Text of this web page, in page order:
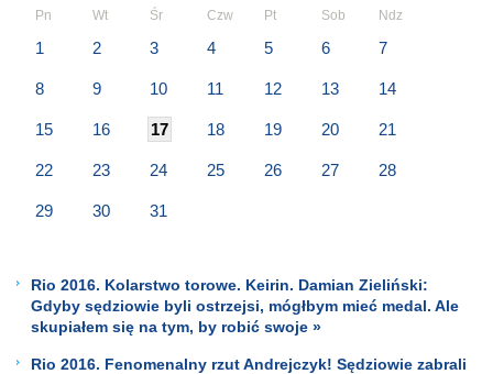
Pn Wt Śr Czw Pt Sob Ndz
1 2 3 4 5 6 7
8 9 10 11 12 13 14
15 16 17 18 19 20 21
22 23 24 25 26 27 28
29 30 31
Rio 2016. Kolarstwo torowe. Keirin. Damian Zieliński:
Gdyby sędziowie byli ostrzejsi, mógłbym mieć medal. Ale
skupiałem się na tym, by robić swoje »
Rio 2016. Fenomenalny rzut Andrejczyk! Sędziowie zabrali